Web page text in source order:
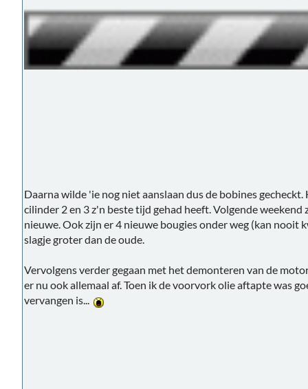
Daarna wilde 'ie nog niet aanslaan dus de bobines
cilinder 2 en 3 z'n beste tijd gehad heeft. Volgende
nieuwe. Ook zijn er 4 nieuwe bougies onder weg (kan nooit
slagje groter dan de oude.
Vervolgens verder gegaan met het demonteren van de
er nu ook allemaal af. Toen ik de voorvork olie aftapte was
vervangen is...